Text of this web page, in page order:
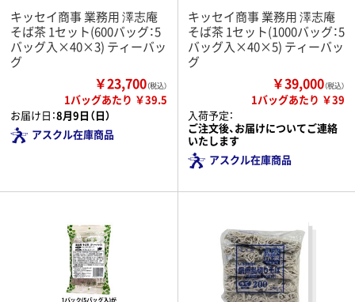
キッセイ商事 業務用 澤志庵
そば茶 1セット(600バッグ：5
バッグ入×40×3) ティーバッ
グ
￥23,700（税込）
1バッグあたり ￥39.5
お届け日：8月9日（日）
アスクル在庫商品
キッセイ商事 業務用 澤志庵
そば茶 1セット(1000バッグ：5
バッグ入×40×5) ティーバッ
グ
￥39,000（税込）
1バッグあたり ￥39
入荷予定：
ご注文後、お届けについてご連絡
いたします
アスクル在庫商品